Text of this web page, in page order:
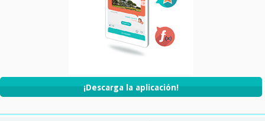
¡Descarga la aplicación!